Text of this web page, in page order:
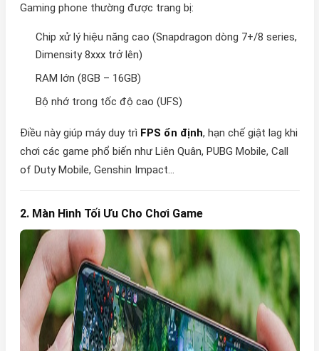
Gaming phone thường được trang bị:
Chip xử lý hiệu năng cao (Snapdragon dòng 7+/8 series,
Dimensity 8xxx trở lên)
RAM lớn (8GB – 16GB)
Bộ nhớ trong tốc độ cao (UFS)
Điều này giúp máy duy trì FPS ổn định, hạn chế giật lag khi
chơi các game phổ biến như Liên Quân, PUBG Mobile, Call
of Duty Mobile, Genshin Impact…
2. Màn Hình Tối Ưu Cho Chơi Game